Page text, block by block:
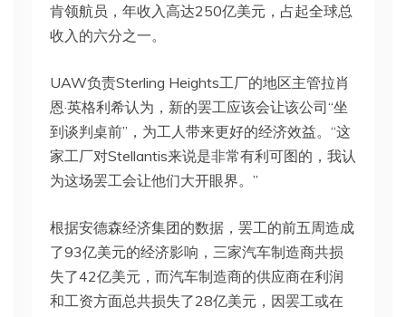
肯领航员，年收入高达250亿美元，占起全球总
收入的六分之一。
UAW负责Sterling Heights工厂的地区主管拉肖
恩·英格利希认为，新的罢工应该会让该公司“坐
到谈判桌前”，为工人带来更好的经济效益。“这
家工厂对Stellantis来说是非常有利可图的，我认
为这场罢工会让他们大开眼界。”
根据安德森经济集团的数据，罢工的前五周造成
了93亿美元的经济影响，三家汽车制造商共损
失了42亿美元，而汽车制造商的供应商在利润
和工资方面总共损失了28亿美元，因罢工或在